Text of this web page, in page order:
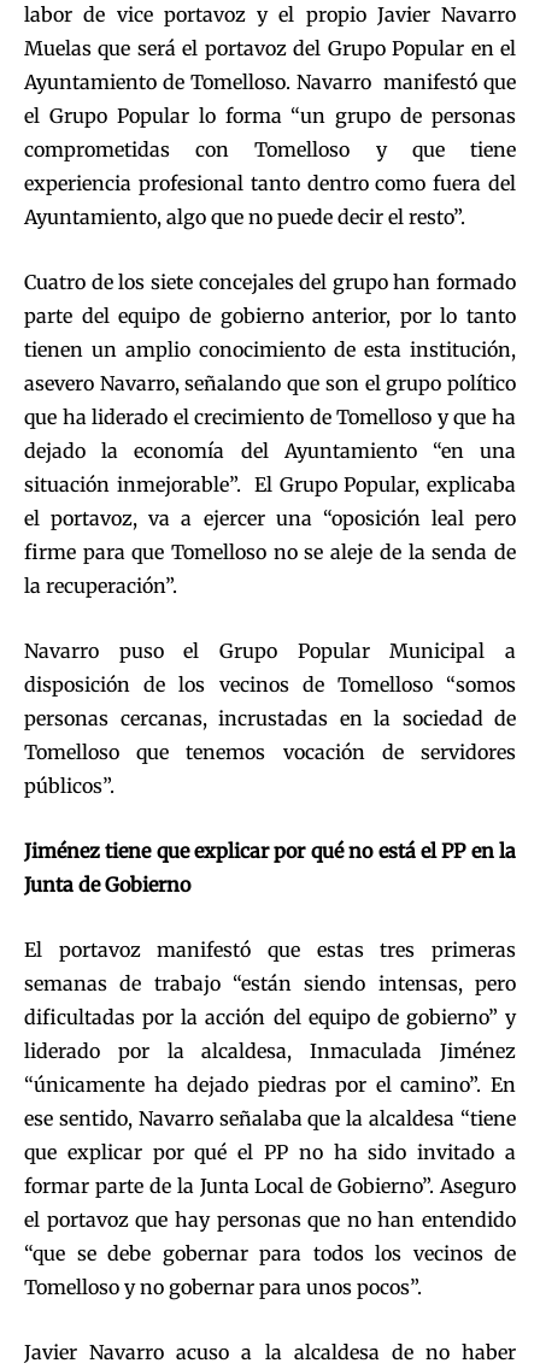
labor de vice portavoz y el propio Javier Navarro
Muelas que será el portavoz del Grupo Popular en el
Ayuntamiento de Tomelloso. Navarro manifestó que
el Grupo Popular lo forma “un grupo de personas
comprometidas con Tomelloso y que tiene
experiencia profesional tanto dentro como fuera del
Ayuntamiento, algo que no puede decir el resto”.
Cuatro de los siete concejales del grupo han formado
parte del equipo de gobierno anterior, por lo tanto
tienen un amplio conocimiento de esta institución,
asevero Navarro, señalando que son el grupo político
que ha liderado el crecimiento de Tomelloso y que ha
dejado la economía del Ayuntamiento “en una
situación inmejorable”. El Grupo Popular, explicaba
el portavoz, va a ejercer una “oposición leal pero
firme para que Tomelloso no se aleje de la senda de
la recuperación”.
Navarro puso el Grupo Popular Municipal a
disposición de los vecinos de Tomelloso “somos
personas cercanas, incrustadas en la sociedad de
Tomelloso que tenemos vocación de servidores
públicos”.
Jiménez tiene que explicar por qué no está el PP en la
Junta de Gobierno
El portavoz manifestó que estas tres primeras
semanas de trabajo “están siendo intensas, pero
dificultadas por la acción del equipo de gobierno” y
liderado por la alcaldesa, Inmaculada Jiménez
“únicamente ha dejado piedras por el camino”. En
ese sentido, Navarro señalaba que la alcaldesa “tiene
que explicar por qué el PP no ha sido invitado a
formar parte de la Junta Local de Gobierno”. Aseguro
el portavoz que hay personas que no han entendido
“que se debe gobernar para todos los vecinos de
Tomelloso y no gobernar para unos pocos”.
Javier Navarro acuso a la alcaldesa de no haber